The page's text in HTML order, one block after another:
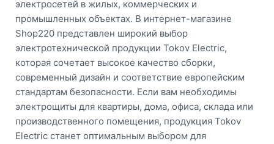
электросетей в жилых, коммерческих и
промышленных объектах. В интернет-магазине
Shop220 представлен широкий выбор
электротехнической продукции Tokov Electric,
которая сочетает высокое качество сборки,
современный дизайн и соответствие европейским
стандартам безопасности. Если вам необходимы
электрощиты для квартиры, дома, офиса, склада или
производственного помещения, продукция Tokov
Electric станет оптимальным выбором для